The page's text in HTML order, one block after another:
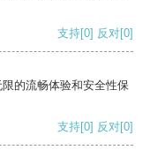
支持[0] 反对[0]
的流畅体验和安全性保
支持[0] 反对[0]